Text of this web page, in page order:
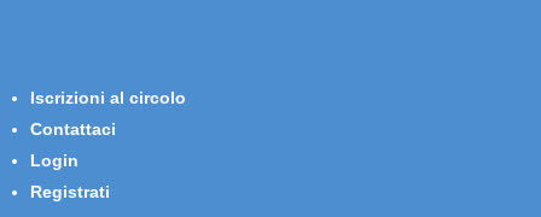
Iscrizioni al circolo
Contattaci
Login
Registrati